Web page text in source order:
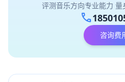
评测音乐方向专业能力
call
咨询费